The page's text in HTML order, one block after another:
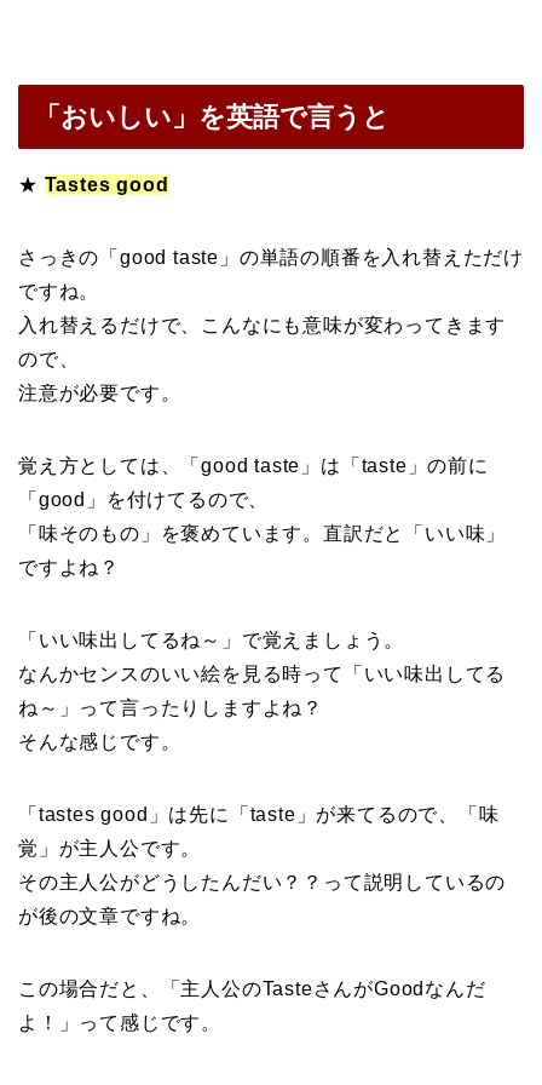
「おいしい」を英語で言うと
★ Tastes good
さっきの「good taste」の単語の順番を入れ替えただけ
ですね。
入れ替えるだけで、こんなにも意味が変わってきます
ので、
注意が必要です。
覚え方としては、「good taste」は「taste」の前に
「good」を付けてるので、
「味そのもの」を褒めています。直訳だと「いい味」
ですよね？
「いい味出してるね～」で覚えましょう。
なんかセンスのいい絵を見る時って「いい味出してる
ね～」って言ったりしますよね？
そんな感じです。
「tastes good」は先に「taste」が来てるので、「味
覚」が主人公です。
その主人公がどうしたんだい？？って説明しているの
が後の文章ですね。
この場合だと、「主人公のTasteさんがGoodなんだ
よ！」って感じです。